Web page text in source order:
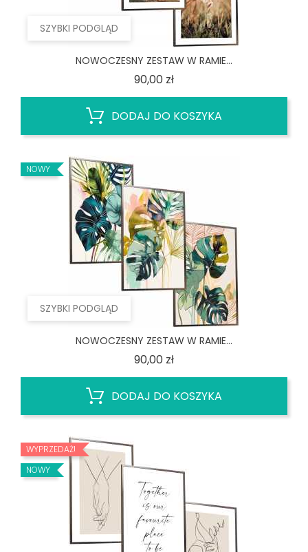
SZYBKI PODGLĄD
NOWOCZESNY ZESTAW W RAMIE...
90,00 złCena
DODAJ DO KOSZYKA
SZYBKI PODGLĄD
NOWY
NOWOCZESNY ZESTAW W RAMIE...
90,00 złCena
DODAJ DO KOSZYKA
WYPRZEDAŻ!
NOWY